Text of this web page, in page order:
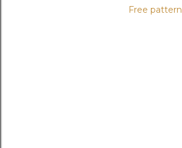
Free pattern